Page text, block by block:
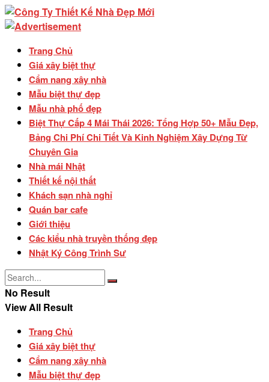
Trang Chủ
Giá xây biệt thự
Cẩm nang xây nhà
Mẫu biệt thự đẹp
Mẫu nhà phố đẹp
Biệt Thự Cấp 4 Mái Thái 2026: Tổng Hợp 50+ Mẫu Đẹp,
Bảng Chi Phí Chi Tiết Và Kinh Nghiệm Xây Dựng Từ
Chuyên Gia
Nhà mái Nhật
Thiết kế nội thất
Khách sạn nhà nghỉ
Quán bar cafe
Giới thiệu
Các kiểu nhà truyền thống đẹp
Nhật Ký Công Trình Sư
No Result
View All Result
Trang Chủ
Giá xây biệt thự
Cẩm nang xây nhà
Mẫu biệt thự đẹp